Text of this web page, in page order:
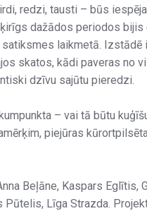
redzi, tausti – būs
dažādos periodos bijis
laikmetā. Izstādē
skatos, kādi paveras no
dzīvu sajūtu pieredzi.
– vai tā būtu
piejūras
Beļāne, Kaspars Eglītis,
Līga Strazda.